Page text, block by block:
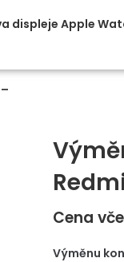
displeje Apple
Cena
Výměnu